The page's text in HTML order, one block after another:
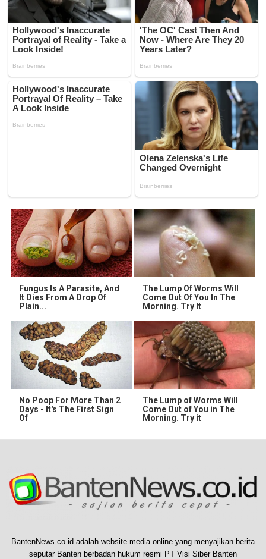
Fungus Is A Parasite, And
It Dies From A Drop Of
Plain...
The Lump Of Worms Will
Come Out Of You In The
Morning. Try It
No Poop For More Than 2
Days - It's The First Sign
Of
The Lump of Worms Will
Come Out of You in The
Morning. Try it
BantenNews.co.id adalah website media online yang menyajikan berita
seputar Banten berbadan hukum resmi PT Visi Siber Banten